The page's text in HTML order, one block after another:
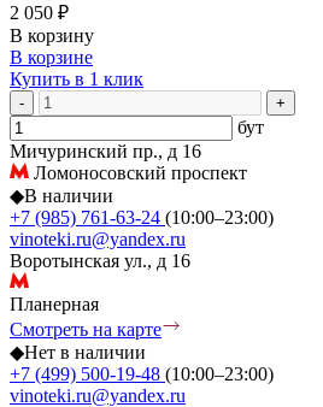
2 050 ₽
В корзину
В корзине
Купить в 1 клик
- +
бут
Мичуринский пр., д 16
Ломоносовский проспект
◆В наличии
+7 (985) 761-63-24 (10:00–23:00)
vinoteki.ru@yandex.ru
Воротынская ул., д 16
Планерная
Смотреть на карте
◆Нет в наличии
+7 (499) 500-19-48 (10:00–23:00)
vinoteki.ru@yandex.ru